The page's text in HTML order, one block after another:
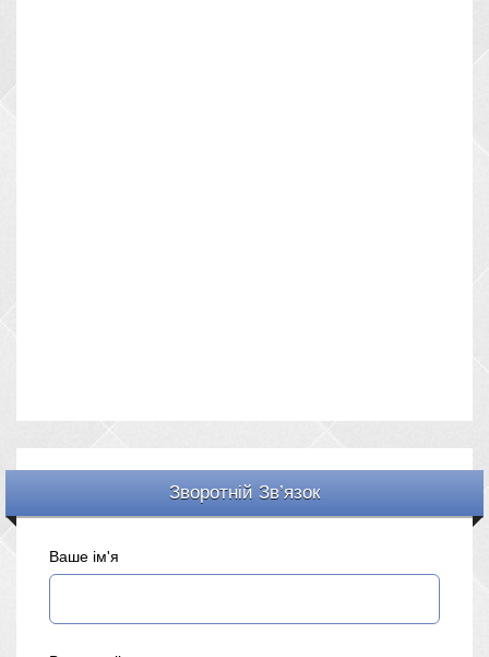
Зворотній Зв’язок
Ваше ім'я